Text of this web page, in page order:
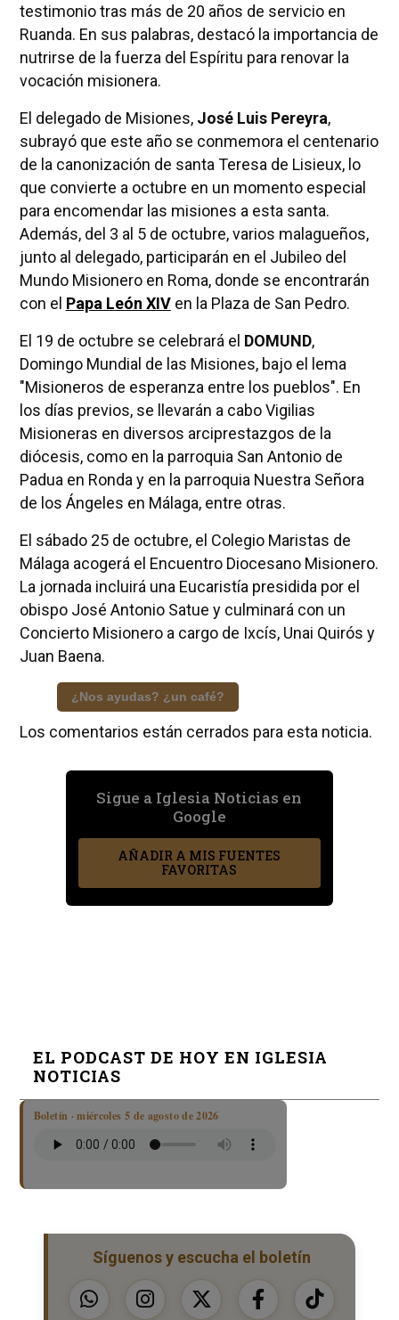
testimonio tras más de 20 años de servicio en
Ruanda. En sus palabras, destacó la importancia de
nutrirse de la fuerza del Espíritu para renovar la
vocación misionera.
El delegado de Misiones, José Luis Pereyra,
subrayó que este año se conmemora el centenario
de la canonización de santa Teresa de Lisieux, lo
que convierte a octubre en un momento especial
para encomendar las misiones a esta santa.
Además, del 3 al 5 de octubre, varios malagueños,
junto al delegado, participarán en el Jubileo del
Mundo Misionero en Roma, donde se encontrarán
con el Papa León XIVen la Plaza de San Pedro.
El 19 de octubre se celebrará el DOMUND,
Domingo Mundial de las Misiones, bajo el lema
"Misioneros de esperanza entre los pueblos". En
los días previos, se llevarán a cabo Vigilias
Misioneras en diversos arciprestazgos de la
diócesis, como en la parroquia San Antonio de
Padua en Ronda y en la parroquia Nuestra Señora
de los Ángeles en Málaga, entre otras.
El sábado 25 de octubre, el Colegio Maristas de
Málaga acogerá el Encuentro Diocesano Misionero.
La jornada incluirá una Eucaristía presidida por el
obispo José Antonio Satue y culminará con un
Concierto Misionero a cargo de Ixcís, Unai Quirós y
Juan Baena.
¿Nos ayudas? ¿un café?
Los comentarios están cerrados para esta noticia.
Sigue a Iglesia Noticias en
Google
AÑADIR A MIS FUENTES
FAVORITAS
EL PODCAST DE HOY EN IGLESIA
NOTICIAS
Boletín · miércoles 5 de agosto de 2026
Síguenos y escucha el boletín